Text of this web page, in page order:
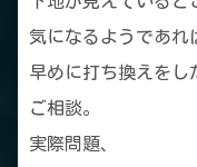
気になるようであれ
早めに打ち換えをし
ご相談。
実際問題、